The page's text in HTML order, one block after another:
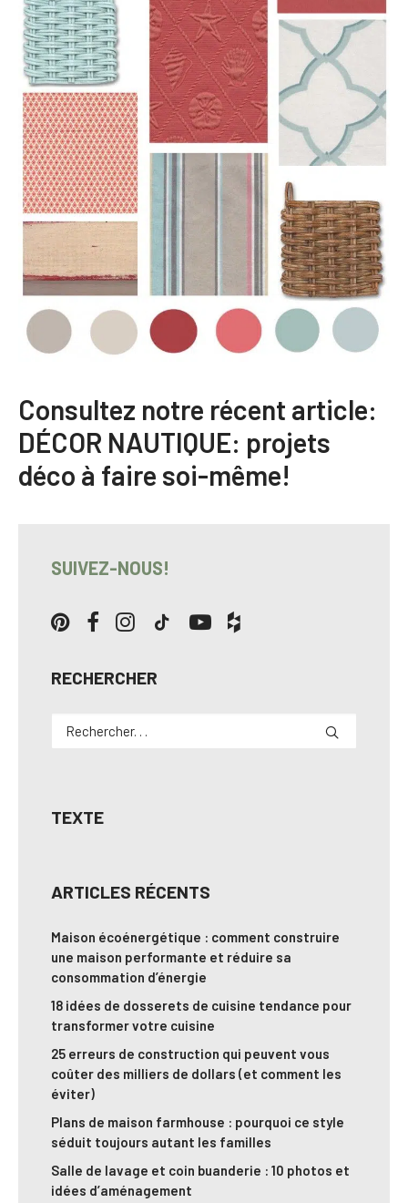
Consultez notre récent article:
DÉCOR NAUTIQUE: projets
déco à faire soi-même!
SUIVEZ-NOUS!
RECHERCHER
TEXTE
ARTICLES RÉCENTS
Maison écoénergétique : comment construire
une maison performante et réduire sa
consommation d’énergie
18 idées de dosserets de cuisine tendance pour
transformer votre cuisine
25 erreurs de construction qui peuvent vous
coûter des milliers de dollars (et comment les
éviter)
Plans de maison farmhouse : pourquoi ce style
séduit toujours autant les familles
Salle de lavage et coin buanderie : 10 photos et
idées d’aménagement